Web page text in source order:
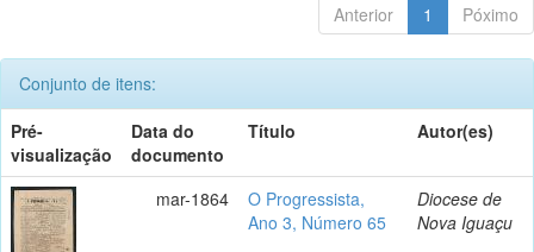
Anterior 1 Póximo
Conjunto de itens:
Pré-
visualização
Data do
documento
Título Autor(es)
mar-1864
O Progressista,
Ano 3, Número 65
Diocese de
Nova Iguaçu